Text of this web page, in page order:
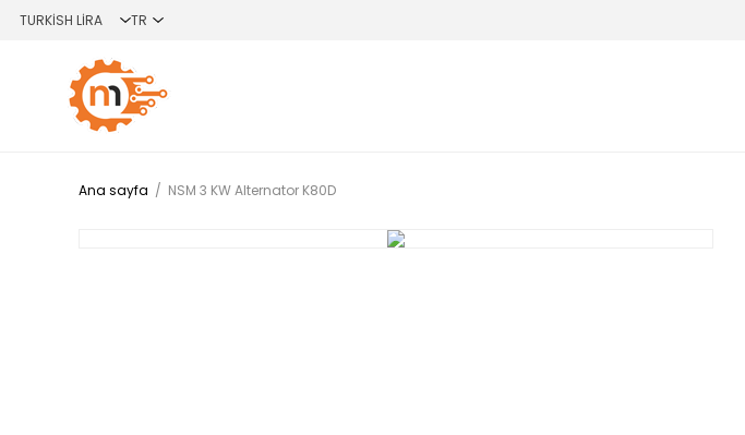
Ana sayfa / NSM 3 KW Alternator K80D